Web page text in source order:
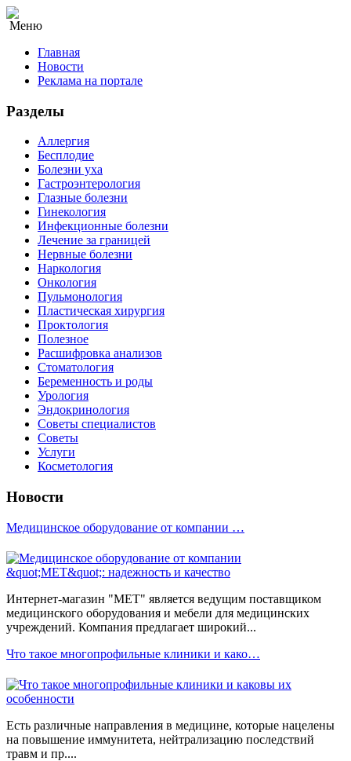
Меню
Главная
Новости
Реклама на портале
Разделы
Аллергия
Бесплодие
Болезни уха
Гастроэнтерология
Глазные болезни
Гинекология
Инфекционные болезни
Лечение за границей
Нервные болезни
Наркология
Онкология
Пульмонология
Пластическая хирургия
Проктология
Полезное
Расшифровка анализов
Стоматология
Беременность и роды
Урология
Эндокринология
Советы специалистов
Советы
Услуги
Косметология
Новости
Медицинское оборудование от компании …
Интернет-магазин "МЕТ" является ведущим поставщиком
медицинского оборудования и мебели для медицинских
учреждений. Компания предлагает широкий...
Что такое многопрофильные клиники и како…
Есть различные направления в медицине, которые нацелены
на повышение иммунитета, нейтрализацию последствий
травм и пр....